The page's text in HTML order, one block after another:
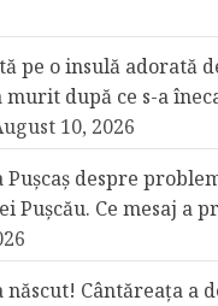
pe o insulă adorată
murit după ce s-a
10, 2026
despre
Pușcău. Ce mesaj a
născut! Cântăreața a